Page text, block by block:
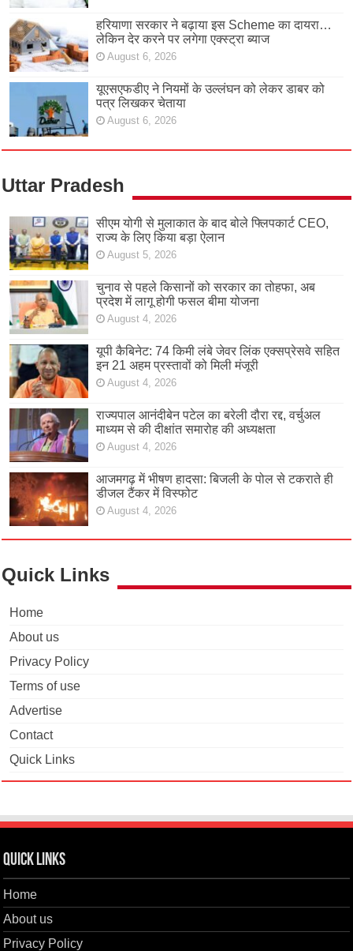
हरियाणा सरकार ने बढ़ाया इस Scheme का दायरा…
लेकिन देर करने पर लगेगा एक्स्ट्रा ब्याज
August 6, 2026
यूएसएफडीए ने नियमों के उल्लंघन को लेकर डाबर को
पत्र लिखकर चेताया
August 6, 2026
Uttar Pradesh
सीएम योगी से मुलाकात के बाद बोले फ्लिपकार्ट CEO,
राज्य के लिए किया बड़ा ऐलान
August 5, 2026
चुनाव से पहले किसानों को सरकार का तोहफा, अब
प्रदेश में लागू होगी फसल बीमा योजना
August 4, 2026
यूपी कैबिनेट: 74 किमी लंबे जेवर लिंक एक्सप्रेसवे सहित
इन 21 अहम प्रस्तावों को मिली मंजूरी
August 4, 2026
राज्यपाल आनंदीबेन पटेल का बरेली दौरा रद्द, वर्चुअल
माध्यम से की दीक्षांत समारोह की अध्यक्षता
August 4, 2026
आजमगढ़ में भीषण हादसा: बिजली के पोल से टकराते ही
डीजल टैंकर में विस्फोट
August 4, 2026
Quick Links
Home
About us
Privacy Policy
Terms of use
Advertise
Contact
Quick Links
Quick Links
Home
About us
Privacy Policy